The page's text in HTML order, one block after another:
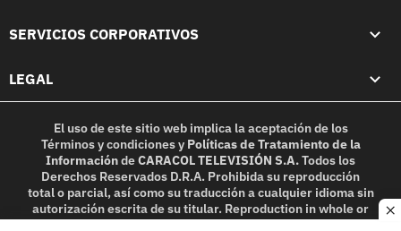
SERVICIOS CORPORATIVOS
LEGAL
El uso de este sitio web implica la aceptación de los
Términos y condicionesy Políticas de Tratamiento de la
InformacióndeCARACOL TELEVISIÓN S.A.Todos los
Derechos Reservados D.R.A. Prohibida su reproducción
total o parcial, así como su traducción a cualquier idioma sin
autorización escrita de su titular. Reproduction in whole or
in part, or translation without written permission is